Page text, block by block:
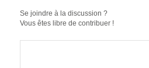
Se joindre à la discussion ?
Vous êtes libre de contribuer !